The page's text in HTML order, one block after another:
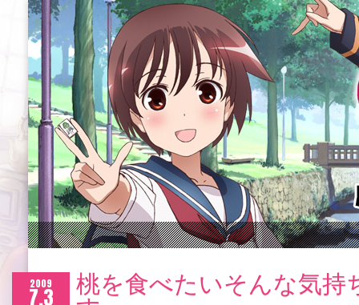
桃を食べたいそんな気持
2009
7.3